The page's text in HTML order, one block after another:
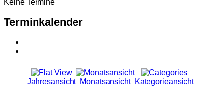
Keine Termine
Terminkalender
Jahresansicht Monatsansicht Kategorieansicht